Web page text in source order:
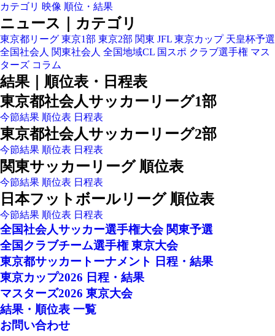
カテゴリ 映像 順位・結果
ニュース｜カテゴリ
東京都リーグ 東京1部 東京2部 関東 JFL 東京カップ 天皇杯予選
全国社会人 関東社会人 全国地域CL 国スポ クラブ選手権 マス
ターズ コラム
結果｜順位表・日程表
東京都社会人サッカーリーグ1部
今節結果 順位表 日程表
東京都社会人サッカーリーグ2部
今節結果 順位表 日程表
関東サッカーリーグ 順位表
今節結果 順位表 日程表
日本フットボールリーグ 順位表
今節結果 順位表 日程表
全国社会人サッカー選手権大会 関東予選
全国クラブチーム選手権 東京大会
東京都サッカートーナメント 日程・結果
東京カップ2026 日程・結果
マスターズ2026 東京大会
結果・順位表 一覧
お問い合わせ